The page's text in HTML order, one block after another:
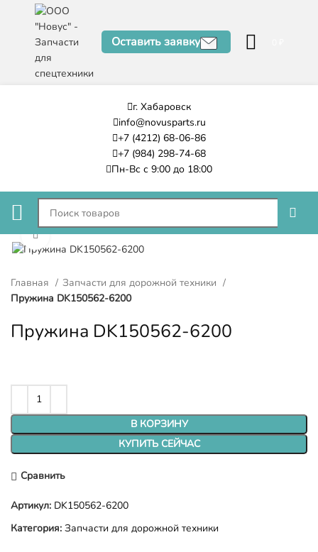
Оставить заявку
г. Хабаровск
info@novusparts.ru
+7 (4212) 68-06-86
+7 (984) 298-74-68
Пн-Вс с 9:00 до 18:00
Нажмите, чтобы увеличить
Главная
Запчасти для дорожной техники
Пружина DK150562-6200
Пружина DK150562-6200
В КОРЗИНУ
КУПИТЬ СЕЙЧАС
Сравнить
Артикул: DK150562-6200
Категория: Запчасти для дорожной техники